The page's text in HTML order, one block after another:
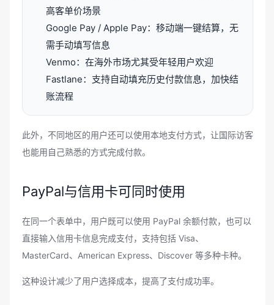
高客单价场景
Google Pay / Apple Pay：移动端一键结算，无
需手动填写信息
Venmo：在海外市场尤其受年轻用户欢迎
Fastlane：支持自动填充历史付款信息，加快结
账流程
此外，不同地区的用户还可以使用本地支付方式，让国际访客
也能用自己熟悉的方式完成付款。
PayPal与信用卡可同时使用
在同一个表单中，用户既可以使用 PayPal 余额付款，也可以
直接输入信用卡信息完成支付，支持包括 Visa、
MasterCard、American Express、Discover 等多种卡种。
这种设计减少了用户选择成本，提高了支付成功率。